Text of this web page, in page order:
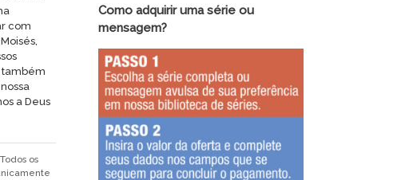
com
também
a Deus
os
Como adquirir uma série ou
mensagem?